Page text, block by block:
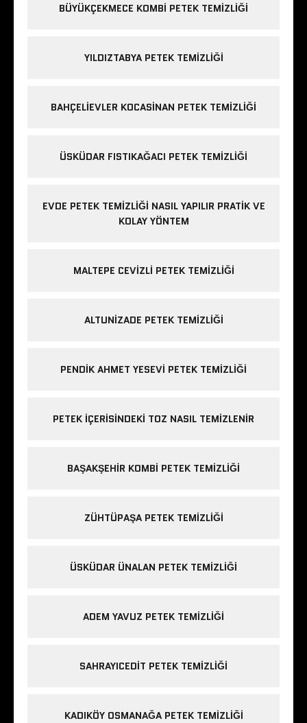
BÜYÜKÇEKMECE KOMBI PETEK TEMIZLIĞI
YILDIZTABYA PETEK TEMIZLIĞI
BAHÇELIEVLER KOCASINAN PETEK TEMIZLIĞI
ÜSKÜDAR FISTIKAĞACI PETEK TEMIZLIĞI
EVDE PETEK TEMIZLIĞI NASIL YAPILIR PRATIK VE
KOLAY YÖNTEM
MALTEPE CEVIZLI PETEK TEMIZLIĞI
ALTUNIZADE PETEK TEMIZLIĞI
PENDIK AHMET YESEVI PETEK TEMIZLIĞI
PETEK IÇERISINDEKI TOZ NASIL TEMIZLENIR
BAŞAKŞEHIR KOMBI PETEK TEMIZLIĞI
ZÜHTÜPAŞA PETEK TEMIZLIĞI
ÜSKÜDAR ÜNALAN PETEK TEMIZLIĞI
ADEM YAVUZ PETEK TEMIZLIĞI
SAHRAYICEDIT PETEK TEMIZLIĞI
KADIKÖY OSMANAĞA PETEK TEMIZLIĞI